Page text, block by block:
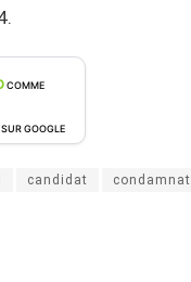
COMME
SUR GOOGLE
candidat